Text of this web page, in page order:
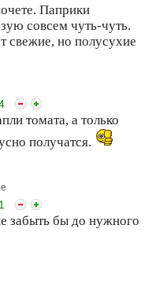
Паприки
совсем чуть-чуть.
свежие, но полусухие
томата, а только
получатся.
1
забыть бы до нужного